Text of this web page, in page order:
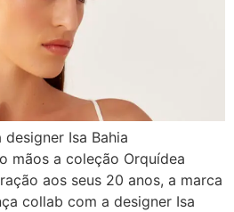
Isa Bahia
mãos a coleção Orquídea
aos seus 20 anos, a marca
collab com a designer Isa